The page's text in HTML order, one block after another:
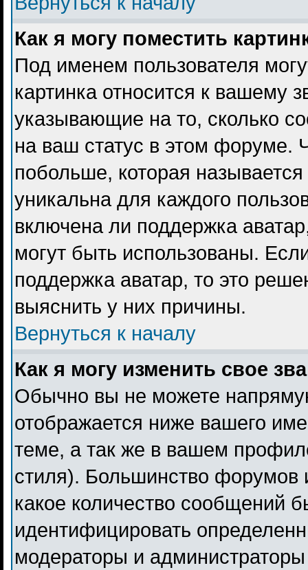
Как я могу поместить
Под именем пользователя
картинка относится к вашему
указывающие на то, сколько
на ваш статус в этом форуме.
побольше, которая
уникальна для каждого
включена ли поддержка
могут быть использованы.
поддержка аватар, то это
выяснить у них причины.
Вернуться к началу
Как я могу изменить свое
Обычно вы не можете
отображается ниже вашего
теме, а так же в вашем
стиля). Большинство форумов
какое количество сообщений
идентифицировать
модераторы и